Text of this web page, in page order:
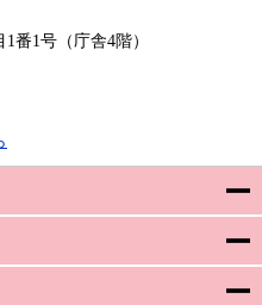
番1号（庁舎4階）